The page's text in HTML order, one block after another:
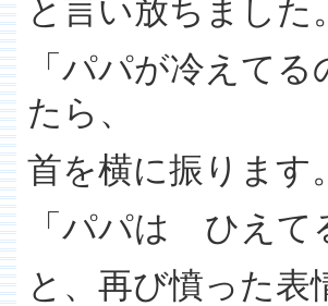
と言い放ちました。
「パパが冷えて
たら、
首を横に振ります
「パパは ひえて
と、再び憤った表